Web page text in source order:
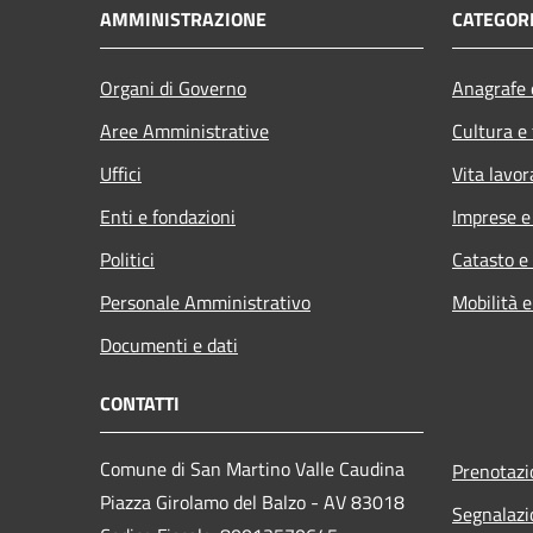
AMMINISTRAZIONE
Organi di Governo
Aree Amministrative
Uffici
Enti e fondazioni
Politici
Personale Amministrativo
Documenti e dati
Cultura
Vita
Imprese
Catasto
Mobilità
CONTATTI
Comune di San Martino Valle Caudina
Piazza Girolamo del Balzo - AV 83018